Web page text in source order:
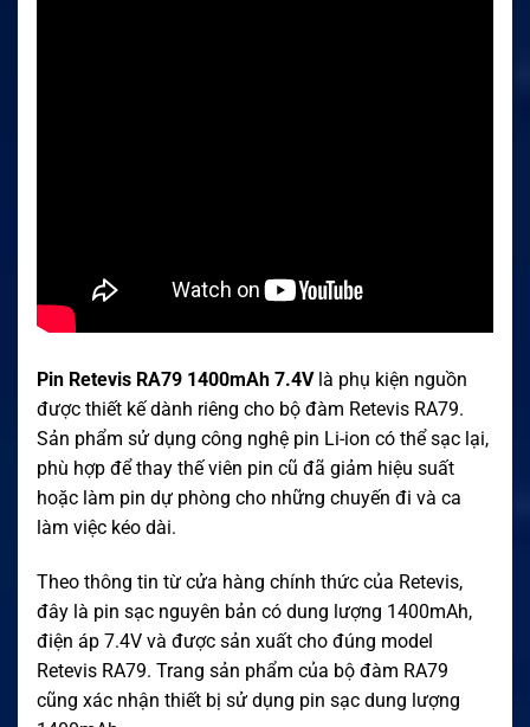
Pin Retevis RA79 1400mAh 7.4Vlà phụ kiện nguồn
được thiết kế dành riêng cho bộ đàm Retevis RA79.
Sản phẩm sử dụng công nghệ pin Li-ion có thể sạc lại,
phù hợp để thay thế viên pin cũ đã giảm hiệu suất
hoặc làm pin dự phòng cho những chuyến đi và ca
làm việc kéo dài.
Theo thông tin từ cửa hàng chính thức của Retevis,
đây là pin sạc nguyên bản có dung lượng 1400mAh,
điện áp 7.4V và được sản xuất cho đúng model
Retevis RA79. Trang sản phẩm của bộ đàm RA79
cũng xác nhận thiết bị sử dụng pin sạc dung lượng